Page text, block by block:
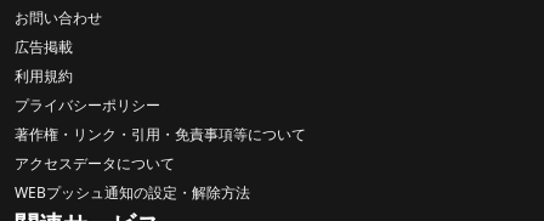
お問い合わせ
広告掲載
利用規約
プライバシーポリシー
著作権・リンク・引用・免責事項等について
アクセスデータについて
WEBプッシュ通知の設定・解除方法